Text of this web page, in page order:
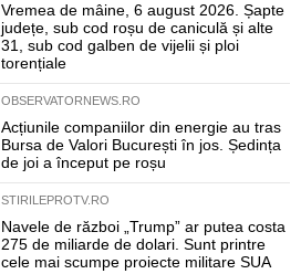
Vremea de mâine, 6 august 2026. Șapte
județe, sub cod roșu de caniculă și alte
31, sub cod galben de vijelii și ploi
torențiale
OBSERVATORNEWS.RO
Acțiunile companiilor din energie au tras
Bursa de Valori București în jos. Ședința
de joi a început pe roșu
STIRILEPROTV.RO
Navele de război „Trump” ar putea costa
275 de miliarde de dolari. Sunt printre
cele mai scumpe proiecte militare SUA